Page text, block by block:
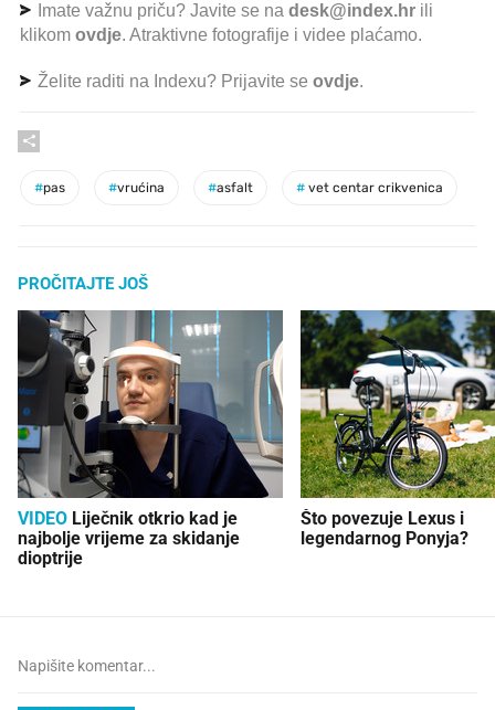
Imate važnu priču? Javite se na desk@index.hr ili
klikom ovdje. Atraktivne fotografije i videe plaćamo.
Želite raditi na Indexu? Prijavite se ovdje.
#pas #vrućina #asfalt # vet centar crikvenica
PROČITAJTE JOŠ
VIDEO
najbolje vrijeme za skidanje
dioptrije
Što povezuje Lexus i
legendarnog Ponyja?